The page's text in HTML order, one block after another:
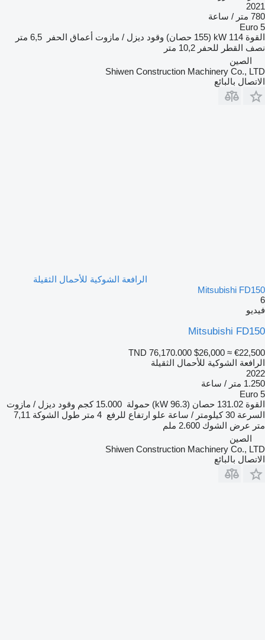
ساعة
114 kW (155 حصان) وقود ديزل / مازوت أعماق الحفر 6,5 متر
القطر للحفر 10,2 متر
الصين
Shiwen Construction Machinery Co.,
بالبائع
الرافعة الشوكية للأحمال الثقيلة
Mitsubishi
Mitsubishi
TND 76,170.000 $26,000 ≈
الشوكية للأحمال الثقيلة
/ ساعة
131.02 حصان (96.3 kW) حمولة 15.000 كجم وقود ديزل / مازوت
30 كيلومتر / ساعة علو ارتفاع للرفع 4 متر طول الشوكة 7,11
عرض الشوك 2.600 ملم
الصين
Shiwen Construction Machinery Co.,
بالبائع